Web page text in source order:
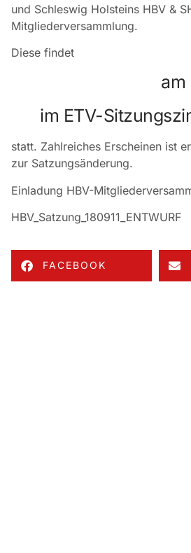
und Schleswig Holsteins HBV &
Mitgliederversammlung.
Diese findet
am
im ETV-
statt. Zahlreiches Erscheinen ist
zur Satzungsänderung.
Einladung HBV-
HBV_Satzung_180911_ENTWURF
FACEBOOK